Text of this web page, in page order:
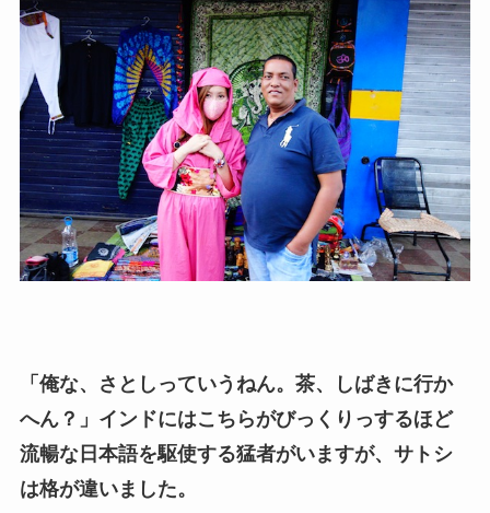
「俺な、さとしっていうねん。茶、しばきに行か
へん？」インドにはこちらがびっくりっするほど
流暢な日本語を駆使する猛者がいますが、サトシ
は格が違いました。​